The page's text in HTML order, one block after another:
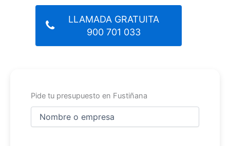
LLAMADA GRATUITA
900 701 033
Pide tu presupuesto en Fustiñana
Nombre